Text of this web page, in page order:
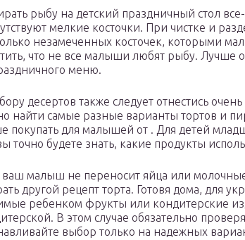
рыбу на детский праздничный стол
мелкие косточки. При чистке и
незамеченных косточек, которыми
что не все малыши любят рыбу. Лучше
меню.
десертов также следует отнестись
найти самые разные варианты тортов и
покупать для малышей от . Для детей
точно будете знать, какие продукты
ваш малыш не переносит яйца или
другой рецепт торта. Готовя дома, для
ребенком фрукты или кондитерские
В этом случае обязательно
выбор только на надежных